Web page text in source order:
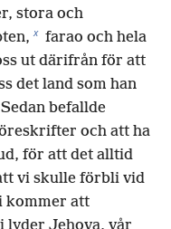
stora och
x farao och hela
ut därifrån för att
det land som han
Sedan befallde
och att ha
för att det alltid
vi skulle förbli vid
kommer att